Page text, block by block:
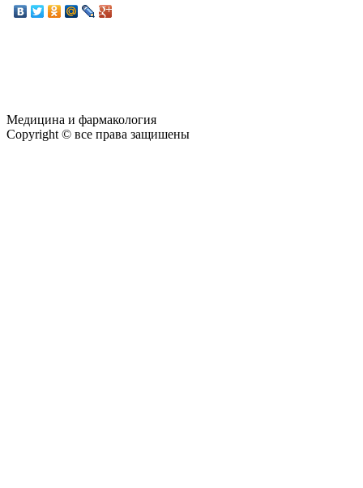
Медицина и фармакология
Copyright © все права защишены